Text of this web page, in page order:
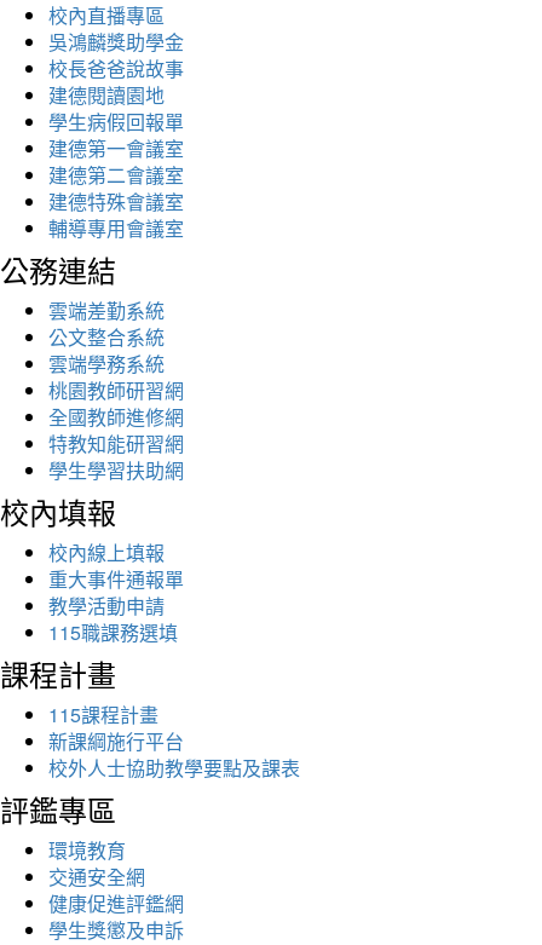
校內直播專區
吳鴻麟獎助學金
校長爸爸說故事
建德閱讀園地
學生病假回報單
建德第一會議室
建德第二會議室
建德特殊會議室
輔導專用會議室
公務連結
雲端差勤系統
公文整合系統
雲端學務系統
桃園教師研習網
全國教師進修網
特教知能研習網
學生學習扶助網
校內填報
校內線上填報
重大事件通報單
教學活動申請
115職課務選填
課程計畫
115課程計畫
新課綱施行平台
校外人士協助教學要點及課表
評鑑專區
環境教育
交通安全網
健康促進評鑑網
學生獎懲及申訴